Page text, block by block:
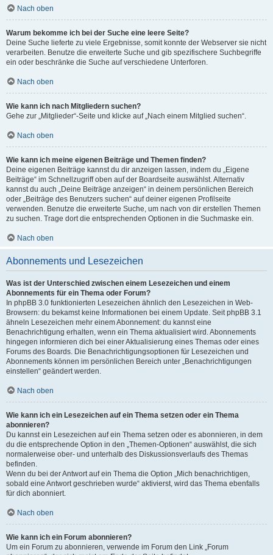
Nach oben
Warum bekomme ich bei der Suche eine leere Seite?
Deine Suche lieferte zu viele Ergebnisse, somit konnte der Webserver sie nicht
verarbeiten. Benutze die erweiterte Suche und gib spezifischere Suchbegriffe
ein oder beschränke die Suche auf verschiedene Unterforen.
Nach oben
Wie kann ich nach Mitgliedern suchen?
Gehe zur „Mitglieder“-Seite und klicke auf „Nach einem Mitglied suchen“.
Nach oben
Wie kann ich meine eigenen Beiträge und Themen finden?
Deine eigenen Beiträge kannst du dir anzeigen lassen, indem du „Eigene
Beiträge“ im Schnellzugriff oben auf der Boardseite auswählst. Alternativ
kannst du auch „Deine Beiträge anzeigen“ in deinem persönlichen Bereich
oder „Beiträge des Benutzers suchen“ auf deiner eigenen Profilseite
verwenden. Benutze die erweiterte Suche, um nach von dir erstellen Themen
zu suchen. Trage dort die entsprechenden Optionen in die Suchmaske ein.
Nach oben
Abonnements und Lesezeichen
Was ist der Unterschied zwischen einem Lesezeichen und einem
Abonnements für ein Thema oder Forum?
In phpBB 3.0 funktionierten Lesezeichen ähnlich den Lesezeichen in Web-
Browsern: du bekamst keine Informationen bei einem Update. Seit phpBB 3.1
ähneln Lesezeichen mehr einem Abonnement: du kannst eine
Benachrichtigung erhalten, wenn ein Thema aktualisiert wird. Abonnements
hingegen informieren dich bei einer Aktualisierung eines Themas oder eines
Forums des Boards. Die Benachrichtigungsoptionen für Lesezeichen und
Abonnements können im persönlichen Bereich unter „Benachrichtigungen
einstellen“ geändert werden.
Nach oben
Wie kann ich ein Lesezeichen auf ein Thema setzen oder ein Thema
abonnieren?
Du kannst ein Lesezeichen auf ein Thema setzen oder es abonnieren, in dem
du die entsprechende Option in den „Themen-Optionen“ auswählst, die sich
normalerweise ober- und unterhalb des Diskussionsverlaufs des Themas
befinden.
Wenn du bei der Antwort auf ein Thema die Option „Mich benachrichtigen,
sobald eine Antwort geschrieben wurde“ aktivierst, wird das Thema ebenfalls
für dich abonniert.
Nach oben
Wie kann ich ein Forum abonnieren?
Um ein Forum zu abonnieren, verwende im Forum den Link „Forum